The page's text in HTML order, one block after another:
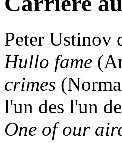
Peter Ustinov
Hullo fame
crimes
l'un des l'un
One of our